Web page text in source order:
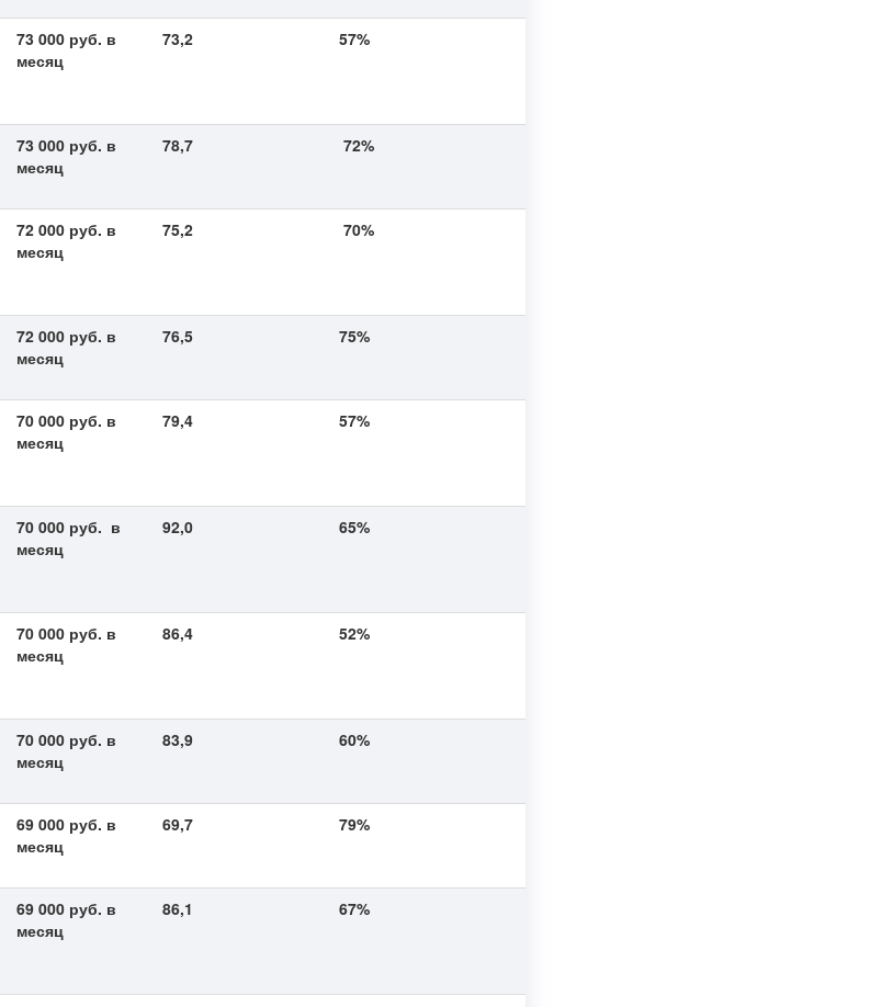
73 000 руб. в
месяц
73,2 57%
73 000 руб. в
месяц
78,7 72%
72 000 руб. в
месяц
75,2 70%
72 000 руб. в
месяц
76,5 75%
70 000 руб. в
месяц
79,4 57%
70 000 руб. в
месяц
92,0 65%
70 000 руб. в
месяц
86,4 52%
70 000 руб. в
месяц
83,9 60%
69 000 руб. в
месяц
69,7 79%
69 000 руб. в
месяц
86,1 67%